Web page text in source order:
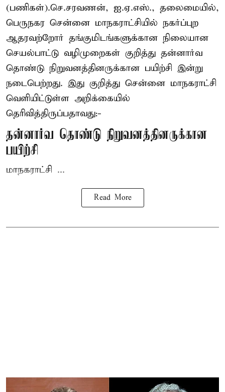
(பணிகள்).செ.சரவணன், ஐ.ஏ.எஸ்., தலைமையில்,
பெருநகர சென்னை மாநகராட்சியில் நகர்ப்புற
ஆதரவற்றோர் தங்குமிடங்களுக்கான நிலையான
செயல்பாட்டு வழிமுறைகள் குறித்து தன்னார்வ
தொண்டு நிறுவனத்தினருக்கான பயிற்சி இன்று
நடைபெற்றது. இது குறித்து சென்னை மாநகராட்சி
வெளியிட்டுள்ள அறிக்கையில்
தெரிவித்திருப்பதாவது:-
தன்னார்வ தொண்டு நிறுவனத்தினருக்கான
பயிற்சி
மாநகராட்சி ...
Read More